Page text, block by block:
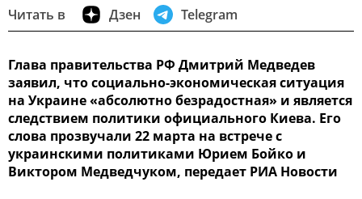
Читать в Дзен Telegram
Глава правительства РФ Дмитрий Медведев
заявил, что социально-экономическая ситуация
на Украине «абсолютно безрадостная» и является
следствием политики официального Киева. Его
слова прозвучали 22 марта на встрече с
украинскими политиками Юрием Бойко и
Виктором Медведчуком, передает РИА Новости